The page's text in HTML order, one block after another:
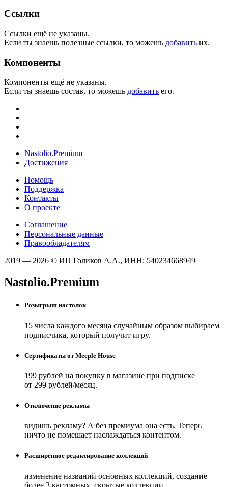
Ссылки
Ссылки ещё не указаны.
Если ты знаешь полезные ссылки, то можешь добавить их.
Компоненты
Компоненты ещё не указаны.
Если ты знаешь состав, то можешь добавить его.
Nastolio.Premium
Достижения
Помощь
Поддержка
Контакты
О проекте
Соглашение
Персональные данные
Правообладателям
2019 — 2026 © ИП Голиков А.А., ИНН: 540234668949
Nastolio.Premium
Розыгрыш настолок
15 числа каждого месяца случайным образом выбираем
подписчика, который получит игру.
Сертификаты от Meeple House
199 рублей на покупку в магазине при подписке
от 299 рублей/месяц.
Отключение рекламы
видишь рекламу? А без премиума она есть. Теперь
ничто не помешает наслаждаться контентом.
Расширенное редактирование коллекций
изменение названий основных коллекций, создание
более 3 кастомных, скрытые коллекции